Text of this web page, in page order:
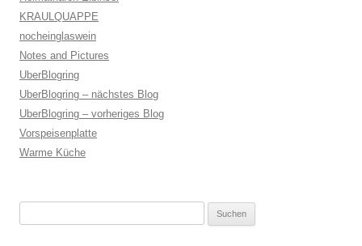
KRAULQUAPPE
nocheinglaswein
Notes and Pictures
UberBlogring
UberBlogring – nächstes Blog
UberBlogring – vorheriges Blog
Vorspeisenplatte
Warme Küche